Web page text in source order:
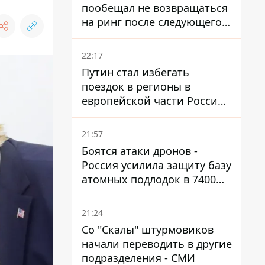
пообещал не возвращаться
на ринг после следующего
боя
22:17
Путин стал избегать
поездок в регионы в
европейской части России,
куда регулярно долетают
дроны
21:57
Боятся атаки дронов -
Россия усилила защиту базу
атомных подлодок в 7400
км от Украины
21:24
Со "Скалы" штурмовиков
начали переводить в другие
подразделения - СМИ